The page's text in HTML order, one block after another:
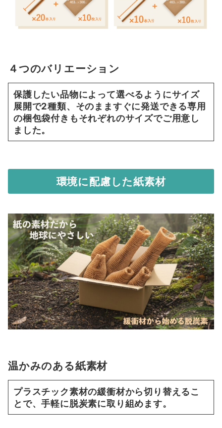
４つのバリエーション
保護したい品物によって選べるようにサイズ
展開で2種類、そのまますぐに発送できる専用
の梱包袋付きもそれぞれのサイズでご用意し
ました。
環境に配慮した紙素材
温かみのある紙素材
プラスチック素材の緩衝材から切り替えるこ
とで、手軽に脱炭素に取り組めます。